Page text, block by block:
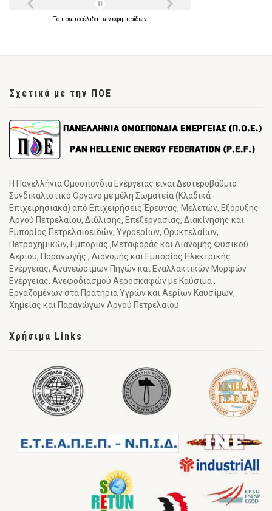
Τα πρωτοσέλιδα τωνεφημερίδων
Σχετικά με την ΠΟΕ
Η Πανελλήνια Ομοσπονδία Ενέργειας είναι Δευτεροβάθμιο
Συνδικαλιστικό Όργανο με μέλη Σωματεία (Κλαδικά -
Επιχειρησιακά) από Επιχειρήσεις Έρευνας, Μελετών, Εξόρυξης
Αργού Πετρελαίου, Διύλισης, Επεξεργασίας, Διακίνησης και
Εμπορίας Πετρελαιοειδών, Υγραερίων, Ορυκτελαίων,
Πετροχημικών, Εμπορίας ,Μεταφοράς και Διανομής Φυσικού
Αερίου, Παραγωγής , Διανομής και Εμπορίας Ηλεκτρικής
Ενέργειας, Ανανεώσιμων Πηγών και Εναλλακτικών Μορφών
Ενέργειας, Ανεφοδιασμού Αεροσκαφών με Καύσιμα ,
Εργαζομένων στα Πρατήρια Υγρών και Αερίων Καυσίμων,
Χημείας και Παραγώγων Αργού Πετρελαίου.
Χρήσιμα Links